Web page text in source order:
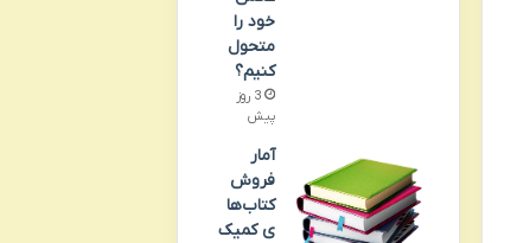
خود را
متحول
کنیم؟
3 روز
پیش
آمار
فروش
کتاب‌ها
ی کمیک